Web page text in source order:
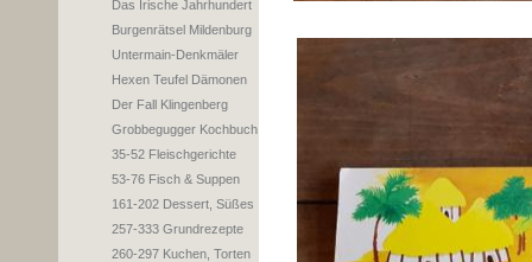
Das Irische Jahrhundert
Burgenrätsel Mildenburg
Untermain-Denkmäler
Hexen Teufel Dämonen
Der Fall Klingenberg
Grobbegugger Kochbuch
35-52 Fleischgerichte
53-76 Fisch & Suppen
161-202 Dessert, Süßes
257-333 Grundrezepte
260-297 Kuchen, Torten